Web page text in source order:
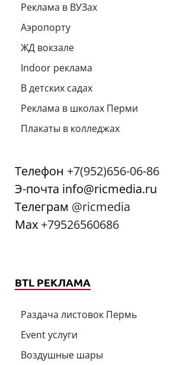
Реклама в ВУЗах
Аэропорту
ЖД вокзале
Indoor реклама
В детских садах
Реклама в школах Перми
Плакаты в колледжах
Телефон +7(952)656-06-86
Э-почта info@ricmedia.ru
Телеграм @ricmedia
Мах +79526560686
BTL РЕКЛАМА
Раздача листовок Пермь
Event услуги
Воздушные шары